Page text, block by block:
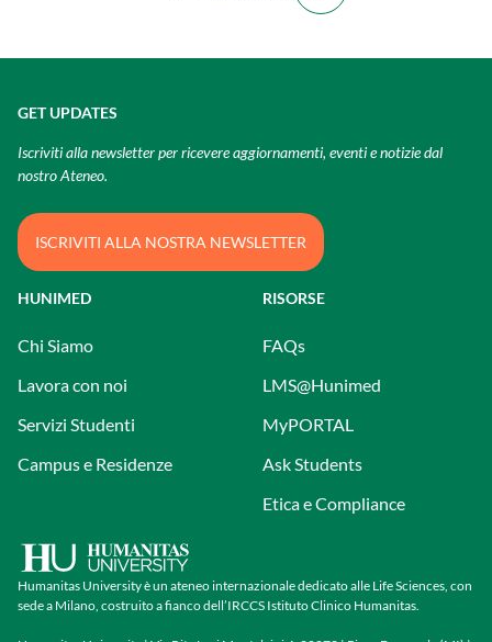
Humanitas University è un ateneo internazionale dedicato alle Life Sciences, con
sede a Milano, costruito a fianco dell’IRCCS Istituto Clinico Humanitas.
HUNIMED
Chi Siamo
Lavora con noi
Servizi Studenti
Campus e Residenze
RISORSE
FAQs
LMS@Hunimed
MyPORTAL
Ask Students
Etica e Compliance
GET UPDATES
Iscriviti alla newsletter per ricevere aggiornamenti, eventi e notizie dal
nostro Ateneo.
ISCRIVITI ALLA NOSTRA NEWSLETTER